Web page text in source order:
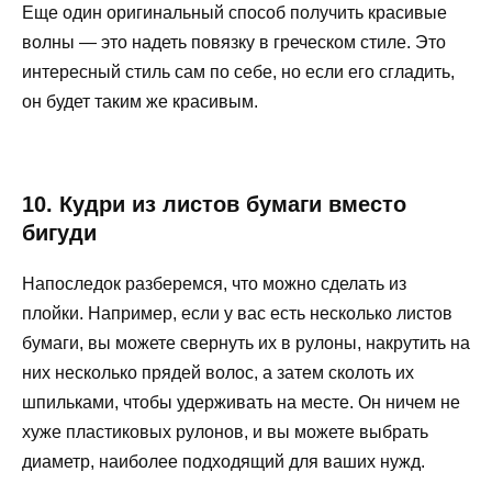
Еще один оригинальный способ получить красивые
волны — это надеть повязку в греческом стиле. Это
интересный стиль сам по себе, но если его сгладить,
он будет таким же красивым.
10. Кудри из листов бумаги вместо
бигуди
Напоследок разберемся, что можно сделать из
плойки. Например, если у вас есть несколько листов
бумаги, вы можете свернуть их в рулоны, накрутить на
них несколько прядей волос, а затем сколоть их
шпильками, чтобы удерживать на месте. Он ничем не
хуже пластиковых рулонов, и вы можете выбрать
диаметр, наиболее подходящий для ваших нужд.